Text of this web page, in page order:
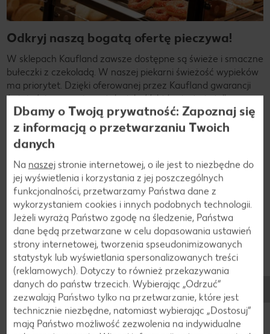
Odkryj naszą bogatą ofertę pieczywa!
W sklepach Kaufland zawsze dostępne są świeże i smaczne
bułeczki z czekoladą. W naszej piekarni świeżość wypieków
ma priorytet. Dzięki oferowanej przez Kaufland gwarancji
świeżości zapewniamy taką jakość, która jest nie tylko
widoczna, ale także odczuwalna w smaku.
Dowiedz się więcej
Przepisy
Sprawdzone przepisy do wypróbowania w
domu
Muffinki czekoladowe w 3
rodzajach
Choinkowe brownie „Triple-
Choc“
Dbamy o Twoją prywatność: Zapoznaj się
z informacją o przetwarzaniu Twoich
danych
Na naszej stronie internetowej, o ile jest to niezbędne do
jej wyświetlenia i korzystania z jej poszczególnych
funkcjonalności, przetwarzamy Państwa dane z
wykorzystaniem cookies i innych podobnych technologii.
Jeżeli wyrażą Państwo zgodę na śledzenie, Państwa
dane będą przetwarzane w celu dopasowania ustawień
strony internetowej, tworzenia spseudonimizowanych
statystyk lub wyświetlania spersonalizowanych treści
(reklamowych). Dotyczy to również przekazywania
danych do państw trzecich. Wybierając „Odrzuć“
zezwalają Państwo tylko na przetwarzanie, które jest
technicznie niezbędne, natomiast wybierając „Dostosuj”
mają Państwo możliwość zezwolenia na indywidualne